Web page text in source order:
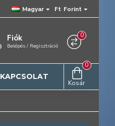
Magyar Ft Forint
Fiók
Belépés / Regisztráció
0
KAPCSOLAT
Kosár
0